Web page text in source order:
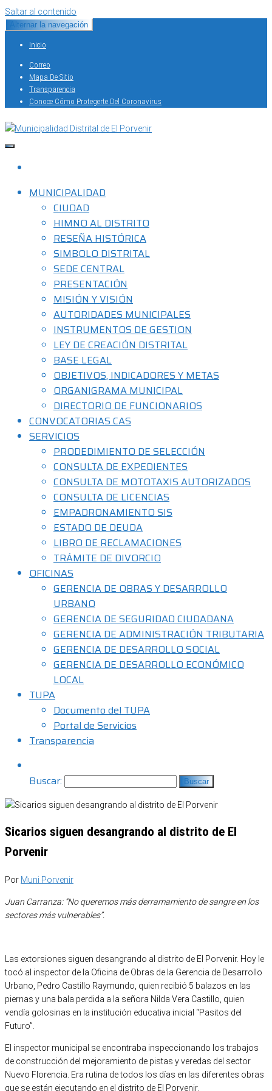
Saltar al contenido
Alternar la navegación
Inicio
Correo
Mapa De Sitio
Transparencia
Conoce Cómo Protegerte Del Coronavirus
Capital del Calzado Peruano
MUNICIPALIDAD
CIUDAD
HIMNO AL DISTRITO
RESEÑA HISTÓRICA
SIMBOLO DISTRITAL
SEDE CENTRAL
PRESENTACIÓN
MISIÓN Y VISIÓN
AUTORIDADES MUNICIPALES
INSTRUMENTOS DE GESTION
LEY DE CREACIÓN DISTRITAL
BASE LEGAL
OBJETIVOS, INDICADORES Y METAS
ORGANIGRAMA MUNICIPAL
DIRECTORIO DE FUNCIONARIOS
CONVOCATORIAS CAS
SERVICIOS
PRODEDIMIENTO DE SELECCIÓN
CONSULTA DE EXPEDIENTES
CONSULTA DE MOTOTAXIS AUTORIZADOS
CONSULTA DE LICENCIAS
EMPADRONAMIENTO SIS
ESTADO DE DEUDA
LIBRO DE RECLAMACIONES
TRÁMITE DE DIVORCIO
OFICINAS
GERENCIA DE OBRAS Y DESARROLLO
URBANO
GERENCIA DE SEGURIDAD CIUDADANA
GERENCIA DE ADMINISTRACIÓN TRIBUTARIA
GERENCIA DE DESARROLLO SOCIAL
GERENCIA DE DESARROLLO ECONÓMICO
LOCAL
TUPA
Documento del TUPA
Portal de Servicios
Transparencia
Buscar:
Sicarios siguen desangrando al distrito de El
Porvenir
Por Muni Porvenir
Juan Carranza: “No queremos más derramamiento de sangre en los
sectores más vulnerables”.
Las extorsiones siguen desangrando al distrito de El Porvenir. Hoy le
tocó al inspector de la Oficina de Obras de la Gerencia de Desarrollo
Urbano, Pedro Castillo Raymundo, quien recibió 5 balazos en las
piernas y una bala perdida a la señora Nilda Vera Castillo, quien
vendía golosinas en la institución educativa inicial “Pasitos del
Futuro”.
El inspector municipal se encontraba inspeccionando los trabajos
de construcción del mejoramiento de pistas y veredas del sector
Nuevo Florencia. Era rutina de todos los días en las diferentes obras
que se están ejecutando en el distrito de El Porvenir.